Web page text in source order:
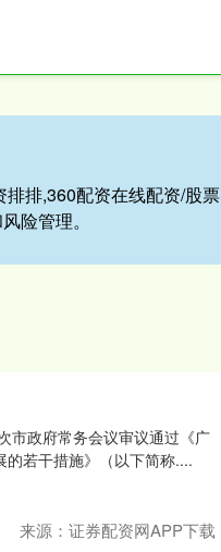
排,360配资在线配资/股票
险管理。
市政府常务会议审议通过《广
若干措施》（以下简称....
来源：证券配资网APP下载